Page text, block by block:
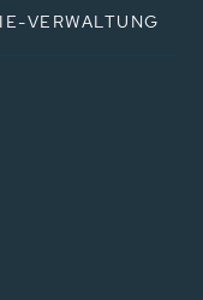
VERWALTUNG